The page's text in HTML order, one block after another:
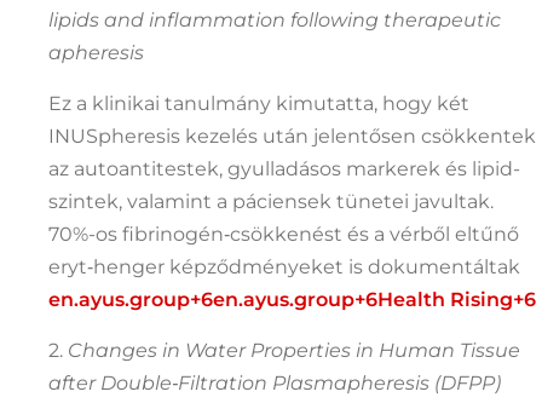
lipids and inflammation following therapeutic
apheresis
Ez a klinikai tanulmány kimutatta, hogy két
INUSpheresis kezelés után jelentősen csökkentek
az autoantitestek, gyulladásos markerek és lipid-
szintek, valamint a páciensek tünetei javultak.
70%-os fibrinogén‑csökkenést és a vérből eltűnő
eryt‑henger képződményeket is dokumentáltak
en.ayus.group+6en.ayus.group+6Health Rising+6
2. Changes in Water Properties in Human Tissue
after Double‑Filtration Plasmapheresis (DFPP)